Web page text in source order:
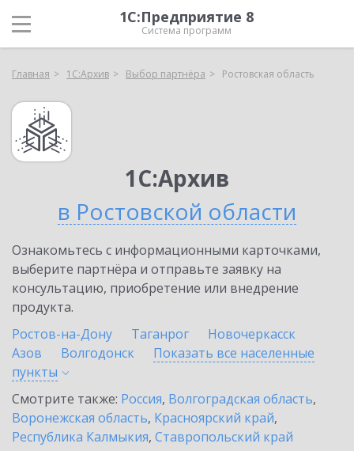
1С:Предприятие 8
Система программ
Главная 1С:Архив Выбор партнёра Ростовская область
1С:Архив
в Ростовской области
Ознакомьтесь с информационными карточками,
выберите партнёра и отправьте заявку на
консультацию, приобретение или внедрение
продукта.
Ростов-на-Дону
Таганрог
Новочеркасск
Азов
Волгодонск
Показать все населенные
пункты
Смотрите также: Россия, Волгоградская область,
Воронежская область, Красноярский край,
Республика Калмыкия, Ставропольский край